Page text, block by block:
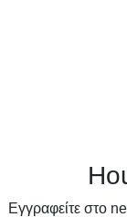
Eγγραφείτε στο